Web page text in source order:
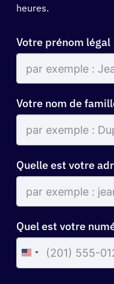
heures.
Votre prénom légal
Votre nom de
Quelle est votre
Quel est votre
United
States